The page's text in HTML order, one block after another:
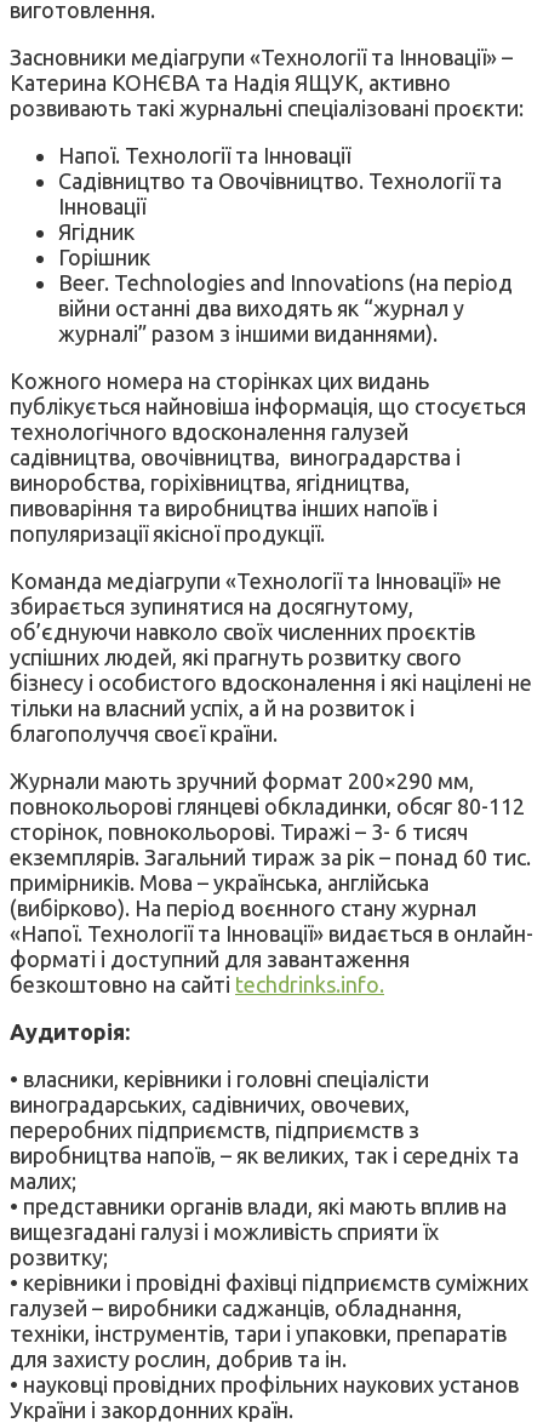
виготовлення.
Засновники медіагрупи «Технології та Інновації» –
Катерина КОНЄВА та Надія ЯЩУК, активно
розвивають такі журнальні спеціалізовані проєкти:
Напої. Технології та Інновації
Садівництво та Овочівництво. Технології та
Інновації
Ягідник
Горішник
Beer. Technologies and Innovations (на період
війни останні два виходять як “журнал у
журналі” разом з іншими виданнями).
Кожного номера на сторінках цих видань
публікується найновіша інформація, що стосується
технологічного вдосконалення галузей
садівництва, овочівництва, виноградарства і
виноробства, горіхівництва, ягідництва,
пивоваріння та виробництва інших напоїв і
популяризації якісної продукції.
Команда медіагрупи «Технології та Інновації» не
збирається зупинятися на досягнутому,
об’єднуючи навколо своїх численних проєктів
успішних людей, які прагнуть розвитку свого
бізнесу і особистого вдосконалення і які націлені не
тільки на власний успіх, а й на розвиток і
благополуччя своєї країни.
Журнали мають зручний формат 200×290 мм,
повнокольорові глянцеві обкладинки, обсяг 80-112
сторінок, повнокольорові. Тиражі – 3- 6 тисяч
екземплярів. Загальний тираж за рік – понад 60 тис.
примірників. Мова – українська, англійська
(вибірково). На період воєнного стану журнал
«Напої. Технології та Інновації» видається в онлайн-
форматі і доступний для завантаження
безкоштовно на сайті techdrinks.info.
Аудиторія:
• власники, керівники і головні спеціалісти
виноградарських, садівничих, овочевих,
переробних підприємств, підприємств з
виробництва напоїв, – як великих, так і середніх та
малих;
• представники органів влади, які мають вплив на
вищезгадані галузі і можливість сприяти їх
розвитку;
• керівники і провідні фахівці підприємств суміжних
галузей – виробники саджанців, обладнання,
техніки, інструментів, тари і упаковки, препаратів
для захисту рослин, добрив та ін.
• науковці провідних профільних наукових установ
України і закордонних країн.